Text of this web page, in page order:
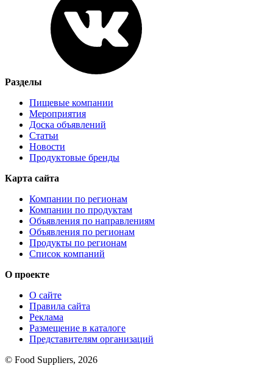
Разделы
Пищевые компании
Мероприятия
Доска объявлений
Статьи
Новости
Продуктовые бренды
Карта сайта
Компании по регионам
Компании по продуктам
Объявления по направлениям
Объявления по регионам
Продукты по регионам
Список компаний
О проекте
О сайте
Правила сайта
Реклама
Размещение в каталоге
Представителям организаций
© Food Suppliers, 2026